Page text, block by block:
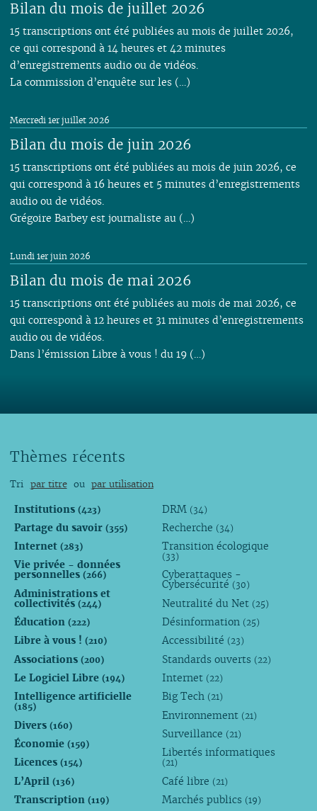
01
01
02
01
Bilan du mois de juillet 2026
15 transcriptions ont été publiées au mois de juillet 2026,
ce qui correspond à 14 heures et 42 minutes
d’enregistrements audio ou de vidéos.
La commission d’enquête sur les (…)
Bilan du mois de juin 2026
Mercredi 1er juillet 2026
15 transcriptions ont été publiées au mois de juin 2026, ce
qui correspond à 16 heures et 5 minutes d’enregistrements
audio ou de vidéos.
Grégoire Barbey est journaliste au (…)
Bilan du mois de mai 2026
Lundi 1er juin 2026
15 transcriptions ont été publiées au mois de mai 2026, ce
qui correspond à 12 heures et 31 minutes d’enregistrements
audio ou de vidéos.
Dans l’émission Libre à vous ! du 19 (…)
Thèmes récents
Tri par titre ou par utilisation
Institutions (423)
Partage du savoir (355)
Internet (283)
Vie privée - données
personnelles (266)
Administrations et
collectivités (244)
Éducation (222)
Libre à vous ! (210)
Associations (200)
Le Logiciel Libre (194)
Intelligence artificielle
(185)
Divers (160)
Économie (159)
Licences (154)
L’April (136)
Transcription (119)
DRM (34)
Recherche (34)
Transition écologique
(33)
Cyberattaques -
Cybersécurité (30)
Neutralité du Net (25)
Désinformation (25)
Accessibilité (23)
Standards ouverts (22)
Internet (22)
Big Tech (21)
Environnement (21)
Surveillance (21)
Libertés informatiques
(21)
Café libre (21)
Marchés publics (19)